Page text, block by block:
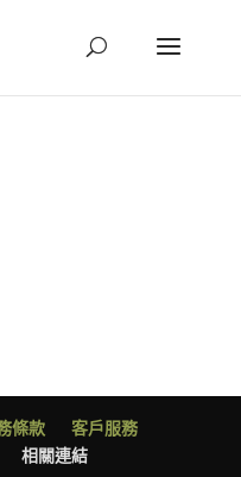
條款
客戶服務
相關連結